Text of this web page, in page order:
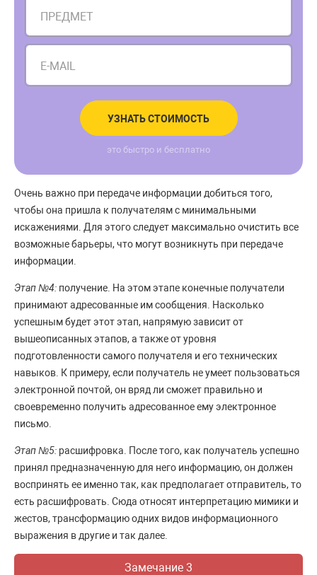
ПРЕДМЕТ
E-MAIL
УЗНАТЬ СТОИМОСТЬ
это быстро и бесплатно
Очень важно при передаче информации добиться того,
чтобы она пришла к получателям с минимальными
искажениями. Для этого следует максимально очистить все
возможные барьеры, что могут возникнуть при передаче
информации.
Этап №4: получение. На этом этапе конечные получатели
принимают адресованные им сообщения. Насколько
успешным будет этот этап, напрямую зависит от
вышеописанных этапов, а также от уровня
подготовленности самого получателя и его технических
навыков. К примеру, если получатель не умеет пользоваться
электронной почтой, он вряд ли сможет правильно и
своевременно получить адресованное ему электронное
письмо.
Этап №5: расшифровка. После того, как получатель успешно
принял предназначенную для него информацию, он должен
воспринять ее именно так, как предполагает отправитель, то
есть расшифровать. Сюда относят интерпретацию мимики и
жестов, трансформацию одних видов информационного
выражения в другие и так далее.
Замечание 3